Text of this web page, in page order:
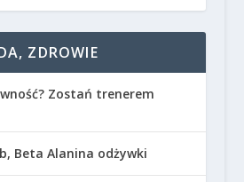
ZDROWIE
Zostań trenerem
Beta Alanina odżywki